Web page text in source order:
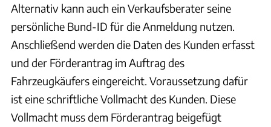
Alternativ kann auch ein Verkaufsberater seine
persönliche Bund-ID für die Anmeldung nutzen.
Anschließend werden die Daten des Kunden erfasst
und der Förderantrag im Auftrag des
Fahrzeugkäufers eingereicht. Voraussetzung dafür
ist eine schriftliche Vollmacht des Kunden. Diese
Vollmacht muss dem Förderantrag beigefügt